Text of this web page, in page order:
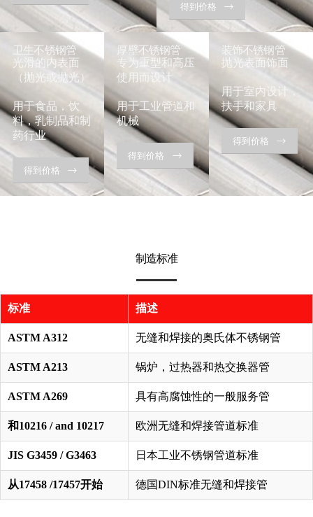
得到价格
卫生不锈钢管
光滑的内表面
（抛光或抛光）
用于食品，饮
料，乳制品和制
药行业
得到价格
厚壁不锈钢管
专为重型和高压
使用而设计
用于工业管道和
机械
得到价格
装饰不锈钢管
抛光表面饰面
用于室内设计，
扶手和家具
得到价格
制造标准
标准 描述
ASTM A312 无缝和焊接的奥氏体不锈钢管
ASTM A213 锅炉，过热器和热交换器管
ASTM A269 具有高腐蚀性的一般服务管
和10216 / and 10217 欧洲无缝和焊接管道标准
JIS G3459 / G3463 日本工业不锈钢管道标准
从17458 /17457开始 德国DIN标准无缝和焊接管